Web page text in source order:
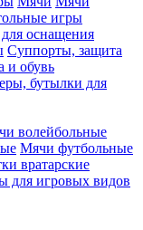
игры
оснащения
Суппорты, защита
и обувь
бутылки для
волейбольные
Мячи футбольные
вратарские
для игровых видов